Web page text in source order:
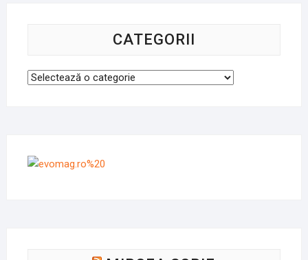
CATEGORII
Categorii